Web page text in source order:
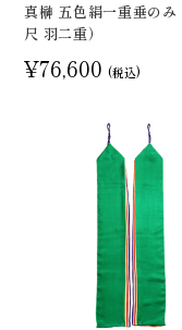
真榊 五色絹一重垂のみ
尺 羽二重）
¥76,600 (税込)